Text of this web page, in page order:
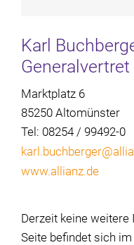
Karl
Generalvertret
Marktplatz 6
85250 Altomünster
Tel: 08254 / 99492-0
www.allianz.de
Derzeit keine
Seite befindet sich